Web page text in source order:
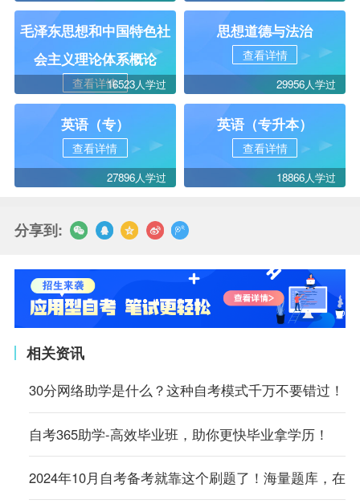
毛泽东思想和中国特色社
会主义理论体系概论
查看详情16523人学过
思想道德与法治
查看详情
29956人学过
英语（专）
查看详情
27896人学过
英语（专升本）
查看详情
18866人学过
分享到:
相关资讯
30分网络助学是什么？这种自考模式千万不要错过！
自考365助学-高效毕业班，助你更快毕业拿学历！
2024年10月自考备考就靠这个刷题了！海量题库，在